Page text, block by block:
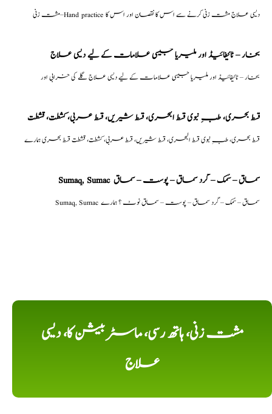
مشت زنی–Hand practice دیسی علاج مشت زنی کرنے سے اس کا نقصان اور اس کا
بخار – ٹائیفائیڈ اور ملیریا جیسی علامات کے لیے دیسی علاج
بخار – ٹائیفائیڈ اور ملیریا جیسی علامات کے لیے دیسی علاج گلے کی خرابی اور
قسط بحری، طبِ نبوی قسط البحری، قسط شیریں، قسط عربی، كشطت، قشطت
قسط بحری، طبِ نبوی قسط البحری، قسط شیریں، قسط عربی، كشطت، قشطت قسط بحری ہمارے
Sumaq, Sumac سماق – سُمک – گرد سماق – پوست – سماق
Sumaq, Sumac سماق – سُمک – گرد سماق – پوست – سماق نوٹ ؟ ہمارے
مشت زنی، ہاتھ رسی، ماسٹر بیشن کا، دیسی
علاج